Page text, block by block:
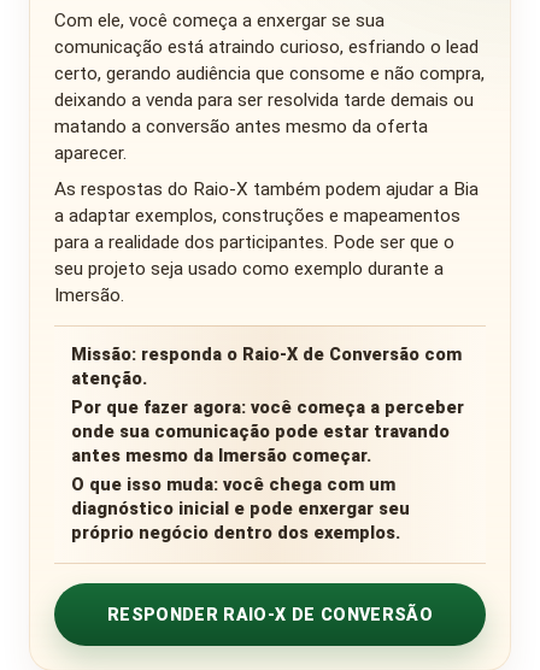
Com ele, você começa a enxergar se sua
comunicação está atraindo curioso, esfriando o lead
certo, gerando audiência que consome e não compra,
deixando a venda para ser resolvida tarde demais ou
matando a conversão antes mesmo da oferta
aparecer.
As respostas do Raio-X também podem ajudar a Bia
a adaptar exemplos, construções e mapeamentos
para a realidade dos participantes. Pode ser que o
seu projeto seja usado como exemplo durante a
Imersão.
Missão: responda o Raio-X de Conversão com
atenção.
Por que fazer agora: você começa a perceber
onde sua comunicação pode estar travando
antes mesmo da Imersão começar.
O que isso muda: você chega com um
diagnóstico inicial e pode enxergar seu
próprio negócio dentro dos exemplos.
RESPONDER RAIO-X DE CONVERSÃO